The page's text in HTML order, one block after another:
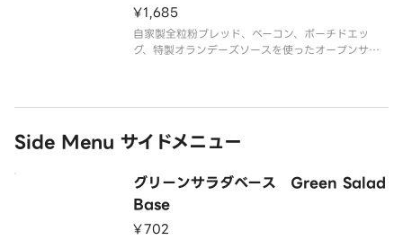
¥1,685
自家製全粒粉ブレッド、ベーコン、ポーチドエッ
グ、特製オランデーズソースを使ったオープンサン
Side Menu サイドメニュー
グリーンサラダベース Green Salad
Base
¥702